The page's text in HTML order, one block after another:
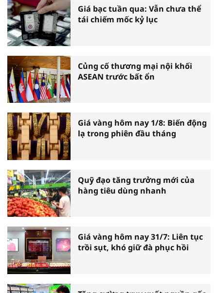
Giá bạc tuần qua: Vẫn chưa thể
tái chiếm mốc kỷ lục
Củng cố thương mại nội khối
ASEAN trước bất ổn
Giá vàng hôm nay 1/8: Biến động
lạ trong phiên đầu tháng
Quỹ đạo tăng trưởng mới của
hàng tiêu dùng nhanh
Giá vàng hôm nay 31/7: Liên tục
trồi sụt, khó giữ đà phục hồi